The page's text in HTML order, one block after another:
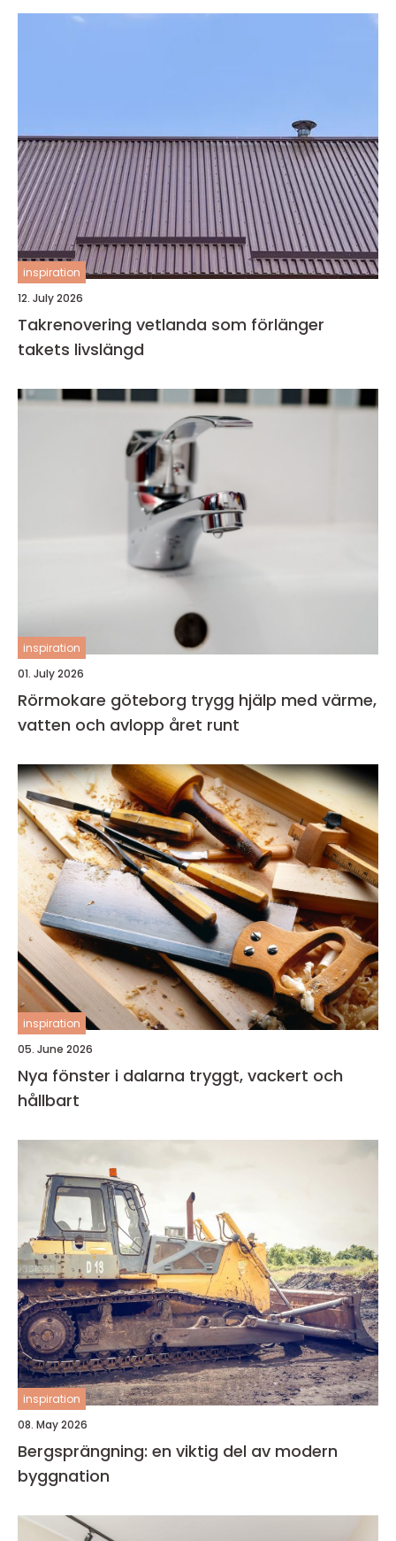
inspiration
12. July 2026
Takrenovering vetlanda som förlänger
takets livslängd
inspiration
01. July 2026
Rörmokare göteborg trygg hjälp med värme,
vatten och avlopp året runt
inspiration
05. June 2026
Nya fönster i dalarna tryggt, vackert och
hållbart
inspiration
08. May 2026
Bergsprängning: en viktig del av modern
byggnation